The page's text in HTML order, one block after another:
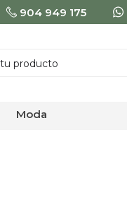
904 949 175
moda